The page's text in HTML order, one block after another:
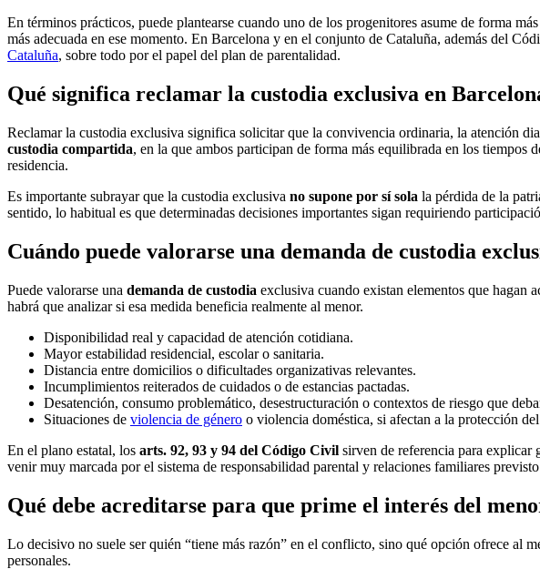
En términos prácticos, puede plantearse cuando uno de los progenitores asume de forma
más adecuada en ese momento. En Barcelona y en el conjunto de Cataluña, además del
Cataluña, sobre todo por el papel del plan de parentalidad.
Qué significa reclamar la custodia exclusiva en
Reclamar la custodia exclusiva significa solicitar que la convivencia ordinaria, la atención
custodia compartida, en la que ambos participan de forma más equilibrada en los tiempos
residencia.
Es importante subrayar que la custodia exclusiva no supone por sí sola la pérdida de la
sentido, lo habitual es que determinadas decisiones importantes sigan requiriendo
Cuándo puede valorarse una demanda de custodia
Puede valorarse una demanda de custodia exclusiva cuando existan elementos que hagan
habrá que analizar si esa medida beneficia realmente al menor.
Disponibilidad real y capacidad de atención cotidiana.
Mayor estabilidad residencial, escolar o sanitaria.
Distancia entre domicilios o dificultades organizativas relevantes.
Incumplimientos reiterados de cuidados o de estancias pactadas.
Desatención, consumo problemático, desestructuración o contextos de riesgo que
Situaciones de violencia de género o violencia doméstica, si afectan a la protección
En el plano estatal, los arts. 92, 93 y 94 del Código Civil sirven de referencia para explicar
venir muy marcada por el sistema de responsabilidad parental y relaciones familiares
Qué debe acreditarse para que prime el interés del
Lo decisivo no suele ser quién “tiene más razón” en el conflicto, sino qué opción ofrece al
personales.